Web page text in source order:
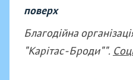
поверх
Благодійна
"Карітас-Броди"".